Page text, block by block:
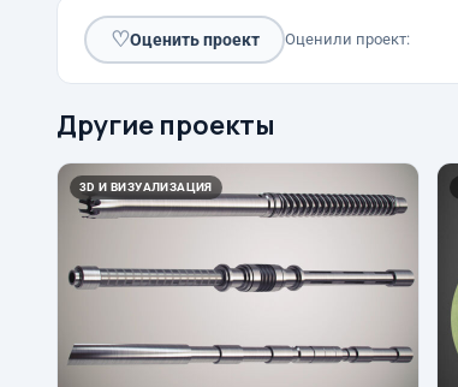
♡Оценить проект Оценили проект:
Другие проекты
3D И ВИЗУАЛИЗАЦИЯ